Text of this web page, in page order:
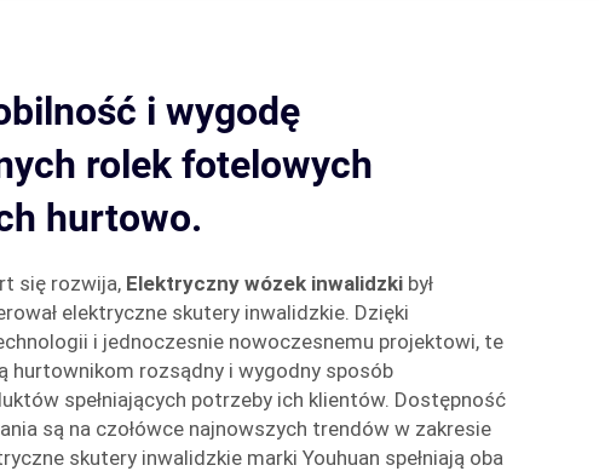
i wygodę
rolek fotelowych
hurtowo.
się rozwija, Elektryczny wózek inwalidzki był
elektryczne skutery inwalidzkie. Dzięki
i jednoczesnie nowoczesnemu projektowi, te
hurtownikom rozsądny i wygodny sposób
spełniających potrzeby ich klientów. Dostępność
są na czołówce najnowszych trendów w zakresie
skutery inwalidzkie marki Youhuan spełniają oba